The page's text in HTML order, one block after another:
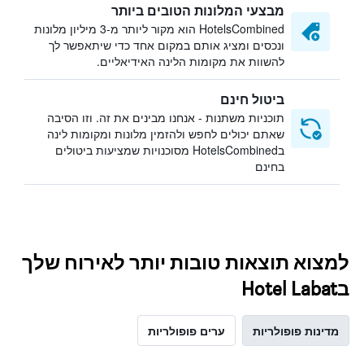
מבצעי המלונות הטובים ביותר
HotelsCombined הוא מקור ליותר מ-3 מיליון מלונות
ונכסים ומציג אותם במקום אחד כדי שיתאפשר לך
להשוות את מקומות הלינה האידיאליים.
ביטול חינם
תוכניות משתנות - אנחנו מבינים את זה. וזו הסיבה
שאתם יכולים לחפש ולהזמין מלונות ומקומות לינה
בHotelsCombined מסוכנויות שמציעות ביטולים
בחינם
למצוא תוצאות טובות יותר לאירוח שלך
בHotel Labat
מדינות פופולריות ערים פופולריות